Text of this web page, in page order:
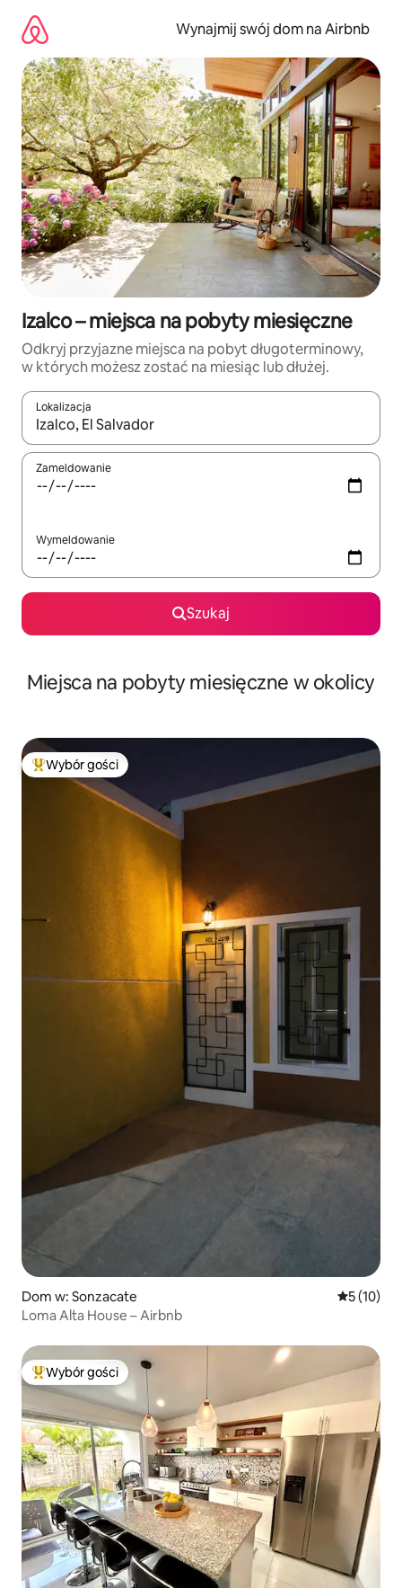
treści
Wynajmij swój dom na Airbnb
Izalco – miejsca na pobyty miesięczne
Odkryj przyjazne miejsca na pobyt długoterminowy,
w których możesz zostać na miesiąc lub dłużej.
Lokalizacja
Gdy wyniki będą dostępne, możesz poruszać się po nich za
Zameldowanie
Wymeldowanie
Szukaj
Miejsca na pobyty miesięczne w okolicy
Najpopularniejsze z kategorii Wybór gości
Wybór gości
Dom w: Sonzacate Średnia
5 (10)
Loma Alta House – Airbnb
Najpopularniejsze z kategorii Wybór gości
Wybór gości